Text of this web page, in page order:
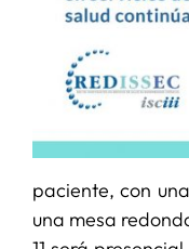
NOTICIAS
paciente, con
una mesa